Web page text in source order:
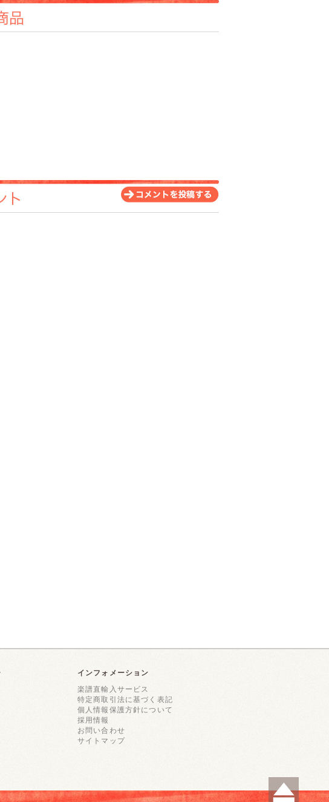
インフォメーション
楽譜直輸入サービス
特定商取引法に基づく表記
個人情報保護方針について
採用情報
お問い合わせ
サイトマップ